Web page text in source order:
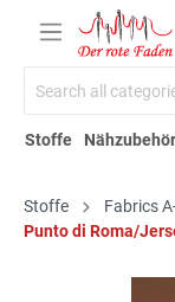
Stoffe Nähzubehör
Stoffe
Fabrics
Punto di Roma/